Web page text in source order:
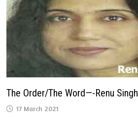
The Order/The Word—-Renu Singh
17 March 2021